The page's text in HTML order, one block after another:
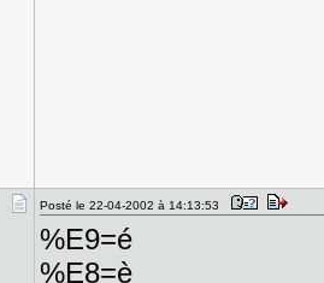
Posté le 22-04-2002 à 14:13:53
%E9=é
%E8=è